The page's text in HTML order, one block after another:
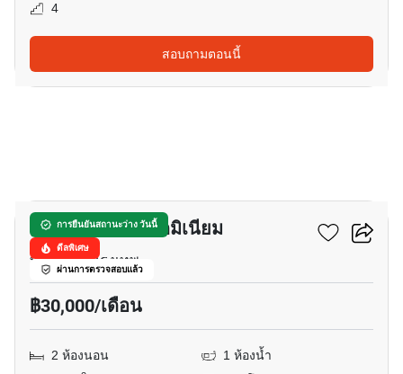
4
สอบถามตอนนี้
การยืนยันสถานะว่าง วันนี้
ดีลพิเศษ
ผ่านการตรวจสอบแล้ว
บ้านจันทร์ คอนโดมิเนียม
ทองหล่อ, กรุงเทพ
฿30,000/เดือน
2 ห้องนอน
1 ห้องน้ำ